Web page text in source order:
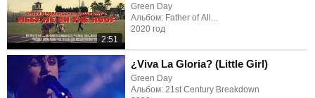
2:51
Green Day
Альбом: Father of All...
2020 год
¿Viva La Gloria? (Little Girl)
Green Day
Альбом: 21st Century Breakdown